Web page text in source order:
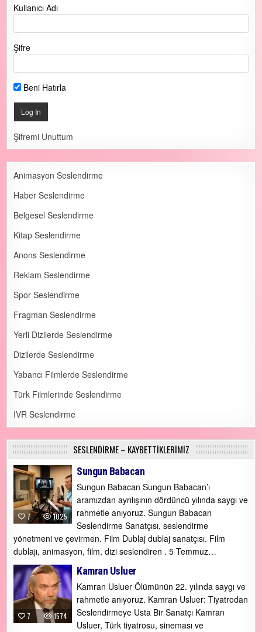
Kullanıcı Adı
Şifre
Beni Hatırla
Şifremi Unuttum
Animasyon Seslendirme
Haber Seslendirme
Belgesel Seslendirme
Kitap Seslendirme
Anons Seslendirme
Reklam Seslendirme
Spor Seslendirme
Fragman Seslendirme
Yerli Dizilerde Seslendirme
Dizilerde Seslendirme
Yabancı Filmlerde Seslendirme
Türk Filmlerinde Seslendirme
IVR Seslendirme
SESLENDİRME – KAYBETTİKLERİMİZ
7 1025
Sungun Babacan
Sungun Babacan Sungun Babacan’ı
aramızdan ayrılışının dördüncü yılında saygı ve
rahmetle anıyoruz. Sungun Babacan
Seslendirme Sanatçısı, seslendirme
yönetmeni ve çevirmen. Film Dublaj dublaj sanatçısı. Film
dublajı, animasyon, film, dizi seslendiren . 5 Temmuz…
7 1574
Kamran Usluer
Kamran Usluer Ölümünün 22. yılında saygı ve
rahmetle anıyoruz. Kamran Usluer: Tiyatrodan
Seslendirmeye Usta Bir Sanatçı Kamran
Usluer, Türk tiyatrosu, sineması ve